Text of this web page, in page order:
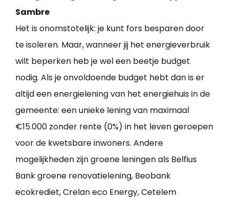
Sambre
Het is onomstotelijk: je kunt fors besparen door
te isoleren. Maar, wanneer jij het energieverbruik
wilt beperken heb je wel een beetje budget
nodig. Als je onvoldoende budget hebt dan is er
altijd een energielening van het energiehuis in de
gemeente: een unieke lening van maximaal
€15.000 zonder rente (0%) in het leven geroepen
voor de kwetsbare inwoners. Andere
mogelijkheden zijn groene leningen als Belfius
Bank groene renovatielening, Beobank
ecokrediet, Crelan eco Energy, Cetelem